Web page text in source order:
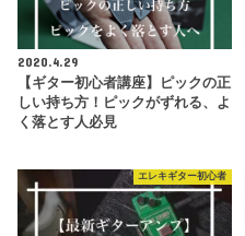
2020.4.29
【ギター初心者講座】ピックの正
しい持ち方！ピックがずれる、よ
く落とす人必見
エレキギター初心者